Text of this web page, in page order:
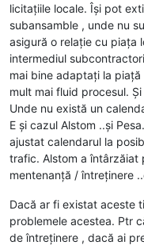
licitațiile locale. Își pot
subansamble , unde nu
asigură o relație cu piața
intermediul
mai bine adaptați la
mult mai fluid procesul.
Unde nu există un
E și cazul Alstom ..și
ajustat calendarul la
trafic. Alstom a întârzăiat
mentenanță / întreținere
Dacă ar fi existat aceste
problemele acestea. Ptr
de întreținere , dacă ai